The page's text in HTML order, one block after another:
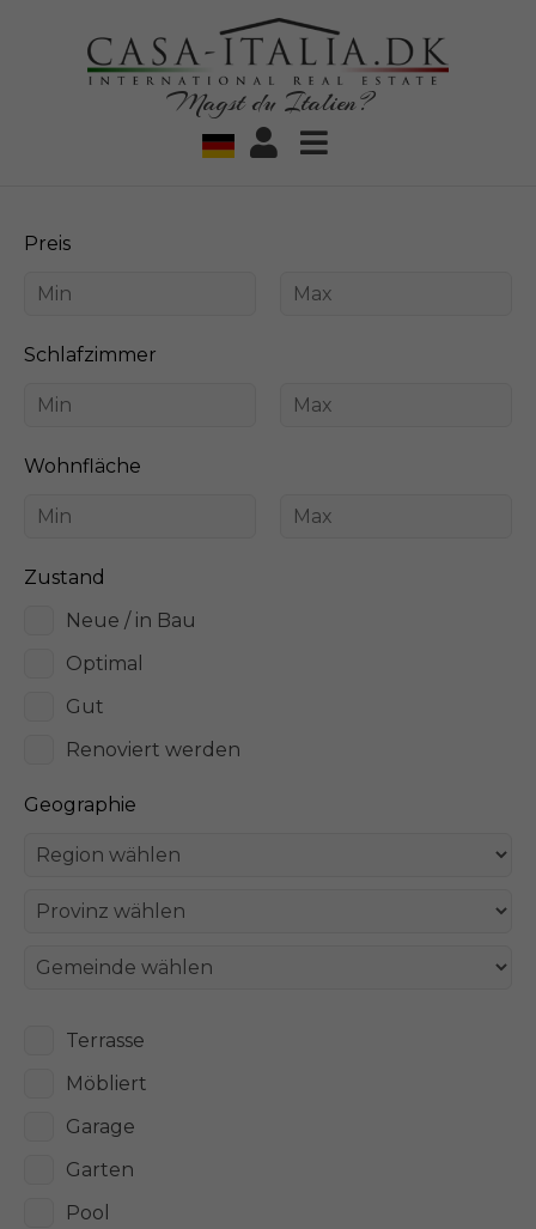
Magst du Italien?
Preis
Schlafzimmer
Wohnfläche
Zustand
Neue / in Bau
Optimal
Gut
Renoviert werden
Geographie
Terrasse
Möbliert
Garage
Garten
Pool